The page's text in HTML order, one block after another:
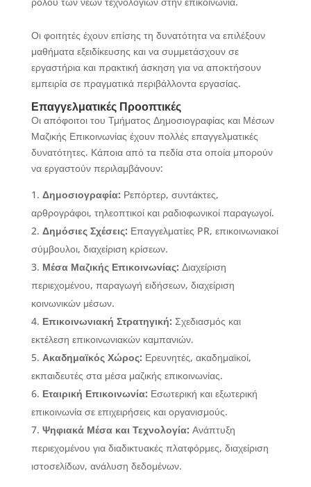
Οι φοιτητές έχουν επίσης τη δυνατότητα να επιλέξουν
μαθήματα εξειδίκευσης και να συμμετάσχουν σε
εργαστήρια και πρακτική άσκηση για να αποκτήσουν
εμπειρία σε πραγματικά περιβάλλοντα εργασίας.
Επαγγελματικές Προοπτικές
Οι απόφοιτοι του Τμήματος Δημοσιογραφίας και Μέσων
Μαζικής Επικοινωνίας έχουν πολλές επαγγελματικές
δυνατότητες. Κάποια από τα πεδία στα οποία μπορούν
να εργαστούν περιλαμβάνουν:
Δημοσιογραφία: Ρεπόρτερ, συντάκτες,
αρθρογράφοι, τηλεοπτικοί και ραδιοφωνικοί παραγωγοί.
Δημόσιες Σχέσεις: Επαγγελματίες PR, επικοινωνιακοί
σύμβουλοι, διαχείριση κρίσεων.
Μέσα Μαζικής Επικοινωνίας: Διαχείριση
περιεχομένου, παραγωγή ειδήσεων, διαχείριση
κοινωνικών μέσων.
Επικοινωνιακή Στρατηγική: Σχεδιασμός και
εκτέλεση επικοινωνιακών καμπανιών.
Ακαδημαϊκός Χώρος: Ερευνητές, ακαδημαϊκοί,
εκπαιδευτές στα μέσα μαζικής επικοινωνίας.
Εταιρική Επικοινωνία: Εσωτερική και εξωτερική
επικοινωνία σε επιχειρήσεις και οργανισμούς.
Ψηφιακά Μέσα και Τεχνολογία: Ανάπτυξη
περιεχομένου για διαδικτυακές πλατφόρμες, διαχείριση
ιστοσελίδων, ανάλυση δεδομένων.